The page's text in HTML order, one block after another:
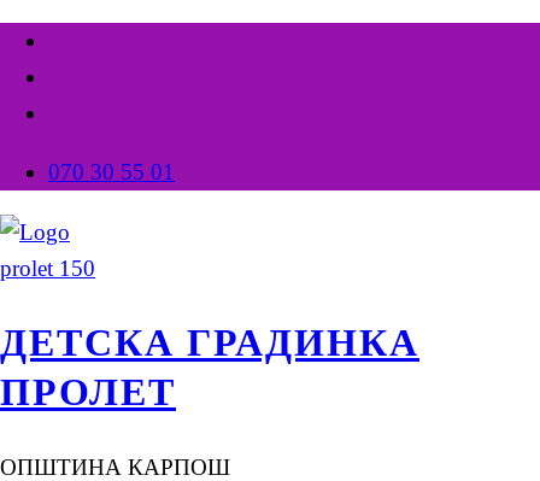
070 30 55 01
ДЕТСКА ГРАДИНКА
ПРОЛЕТ
ОПШТИНА КАРПОШ